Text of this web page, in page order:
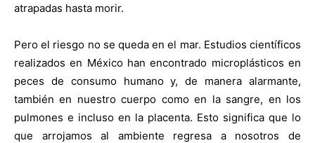
atrapadas hasta morir.
Pero el riesgo no se queda en el mar. Estudios científicos
realizados en México han encontrado microplásticos en
peces de consumo humano y, de manera alarmante,
también en nuestro cuerpo como en la sangre, en los
pulmones e incluso en la placenta. Esto significa que lo
que arrojamos al ambiente regresa a nosotros de